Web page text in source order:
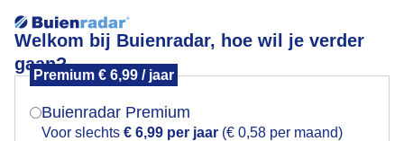
Welkom bij Buienradar, hoe wil je verder
gaan?
Premium € 6,99 / jaar
Buienradar Premium
Voor slechts € 6,99 per jaar (€ 0,58 per maand)
Zonnig met sluierbewolking bij 30 graden
Mogen we je locatie gebruiken voor het